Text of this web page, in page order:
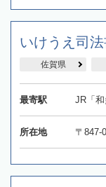
いけうえ司
佐賀県
最寄駅 JR「
所在地 〒847-